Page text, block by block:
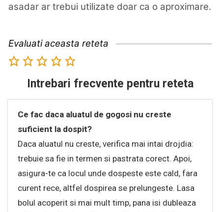
asadar ar trebui utilizate doar ca o aproximare.
Evaluati aceasta reteta
Intrebari frecvente pentru reteta
Ce fac daca aluatul de gogosi nu creste
suficient la dospit?
Daca aluatul nu creste, verifica mai intai drojdia:
trebuie sa fie in termen si pastrata corect. Apoi,
asigura-te ca locul unde dospeste este cald, fara
curent rece, altfel dospirea se prelungeste. Lasa
bolul acoperit si mai mult timp, pana isi dubleaza